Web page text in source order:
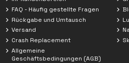
FAQ - Häufig gestellte Fragen
Rückgabe und Umtausch
Versand
Crash Replacement
Allgemeine
Geschäftsbedingungen (AGB)